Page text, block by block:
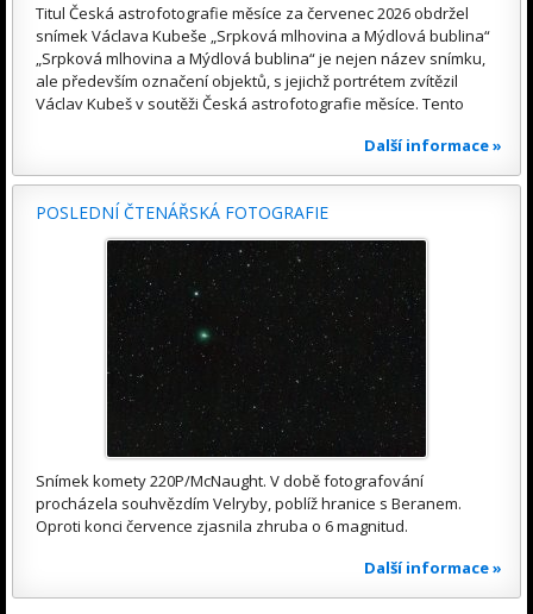
Titul Česká astrofotografie měsíce za červenec 2026 obdržel
snímek Václava Kubeše „Srpková mlhovina a Mýdlová bublina“
„Srpková mlhovina a Mýdlová bublina“ je nejen název snímku,
ale především označení objektů, s jejichž portrétem zvítězil
Václav Kubeš v soutěži Česká astrofotografie měsíce. Tento
Další informace »
POSLEDNÍ ČTENÁŘSKÁ FOTOGRAFIE
Snímek komety 220P/McNaught. V době fotografování
procházela souhvězdím Velryby, poblíž hranice s Beranem.
Oproti konci července zjasnila zhruba o 6 magnitud.
Další informace »